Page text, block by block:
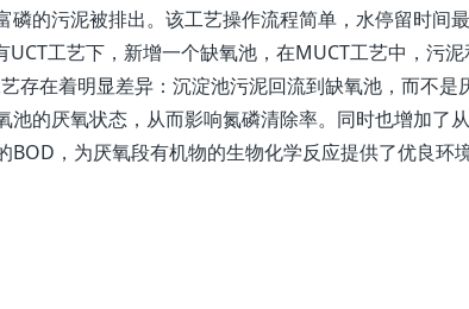
磷的污泥被排出。该工艺操作流程简单，水停留时间
UCT工艺下，新增一个缺氧池，在MUCT工艺中，污
存在着明显差异：沉淀池污泥回流到缺氧池，而不
池的厌氧状态，从而影响氮磷清除率。同时也增加了
BOD，为厌氧段有机物的生物化学反应提供了优良环境